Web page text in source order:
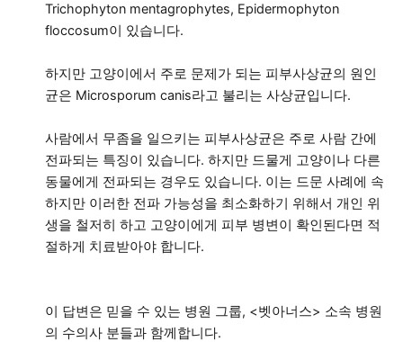
Trichophyton mentagrophytes, Epidermophyton
floccosum이 있습니다.
하지만 고양이에서 주로 문제가 되는 피부사상균의 원인
균은 Microsporum canis라고 불리는 사상균입니다.
사람에서 무좀을 일으키는 피부사상균은 주로 사람 간에
전파되는 특징이 있습니다. 하지만 드물게 고양이나 다른
동물에게 전파되는 경우도 있습니다. 이는 드문 사례에 속
하지만 이러한 전파 가능성을 최소화하기 위해서 개인 위
생을 철저히 하고 고양이에게 피부 병변이 확인된다면 적
절하게 치료받아야 합니다.
이 답변은 믿을 수 있는 병원 그룹, <벳아너스> 소속 병원
의 수의사 분들과 함께합니다.